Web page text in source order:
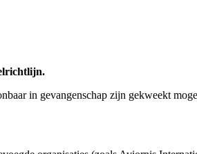
in gevangenschap zijn gekweekt